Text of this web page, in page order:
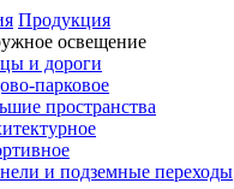
Продукция
освещение
и дороги
парковое
пространства
и подземные переходы